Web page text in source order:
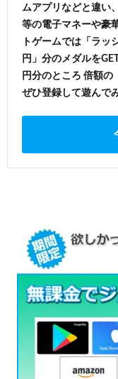
ムアプリなどと違い
等の電子マネーや豪
トゲームでは「ラッ
円」分のメダルを
円分のところ 倍額の
ぜひ登録して遊んで